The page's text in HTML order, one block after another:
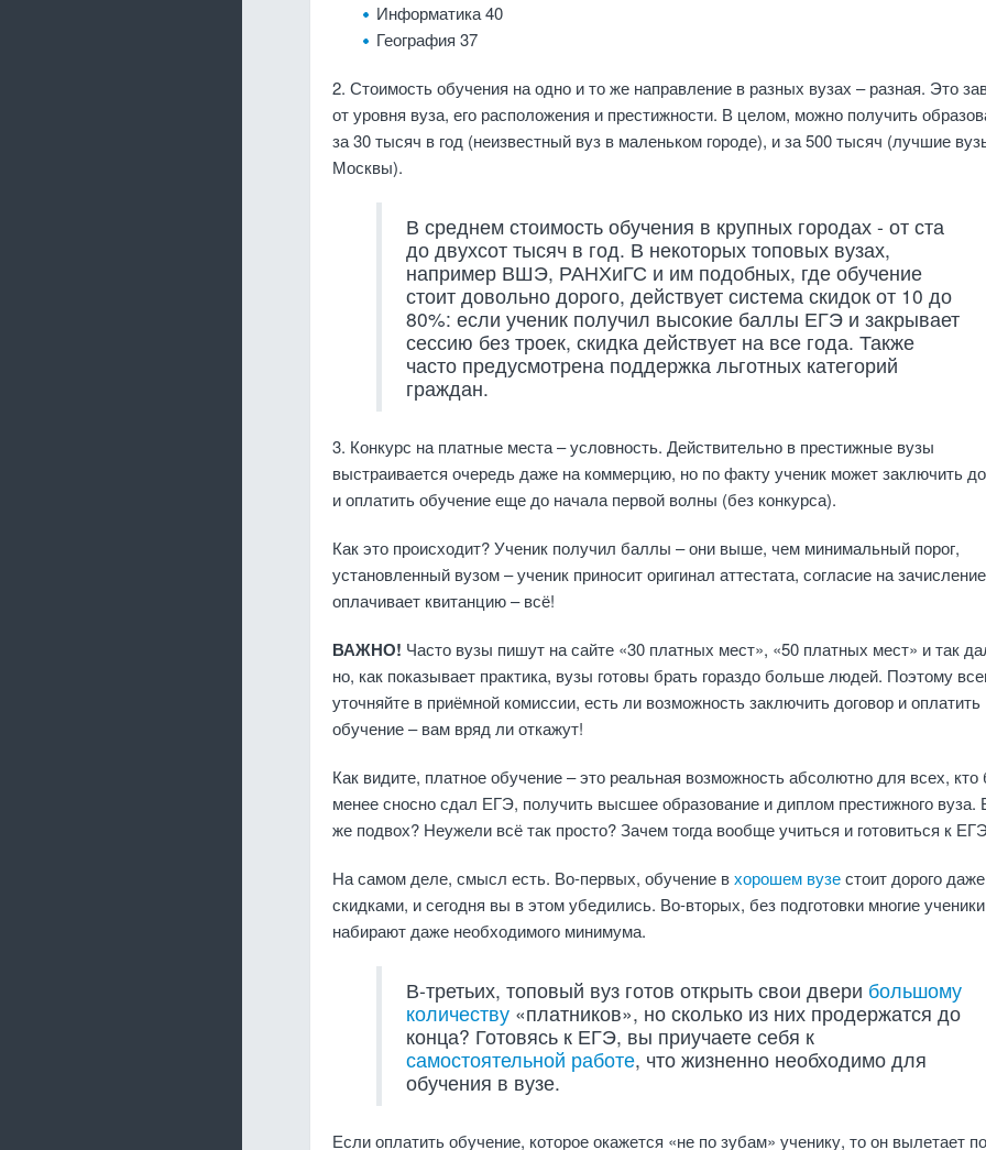
Информатика 40
География 37
2. Стоимость обучения на одно и то же направление в разных вузах – разная. Это
от уровня вуза, его расположения и престижности. В целом, можно получить
за 30 тысяч в год (неизвестный вуз в маленьком городе), и за 500 тысяч (лучшие
Москвы).
В среднем стоимость обучения в крупных городах - от ста
до двухсот тысяч в год. В некоторых топовых вузах,
например ВШЭ, РАНХиГС и им подобных, где обучение
стоит довольно дорого, действует система скидок от 10 до
80%: если ученик получил высокие баллы ЕГЭ и закрывает
сессию без троек, скидка действует на все года. Также
часто предусмотрена поддержка льготных категорий
граждан.
3. Конкурс на платные места – условность. Действительно в престижные вузы
выстраивается очередь даже на коммерцию, но по факту ученик может заключить
и оплатить обучение еще до начала первой волны (без конкурса).
Как это происходит? Ученик получил баллы – они выше, чем минимальный порог,
установленный вузом – ученик приносит оригинал аттестата, согласие на
оплачивает квитанцию – всё!
ВАЖНО! Часто вузы пишут на сайте «30 платных мест», «50 платных мест» и так
но, как показывает практика, вузы готовы брать гораздо больше людей. Поэтому
уточняйте в приёмной комиссии, есть ли возможность заключить договор и оплатить
обучение – вам вряд ли откажут!
Как видите, платное обучение – это реальная возможность абсолютно для всех, кто
менее сносно сдал ЕГЭ, получить высшее образование и диплом престижного вуза.
же подвох? Неужели всё так просто? Зачем тогда вообще учиться и готовиться к
На самом деле, смысл есть. Во-первых, обучение вхорошем вузестоит дорого
скидками, и сегодня вы в этом убедились. Во-вторых, без подготовки многие
набирают даже необходимого минимума.
В-третьих, топовый вуз готов открыть свои двери большому
количеству «платников», но сколько из них продержатся до
конца? Готовясь к ЕГЭ, вы приучаете себя к
самостоятельной работе, что жизненно необходимо для
обучения в вузе.
Если оплатить обучение, которое окажется «не по зубам» ученику, то он вылетает